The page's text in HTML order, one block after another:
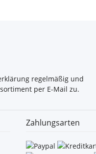
regelmäßig und
per E-Mail zu.
Zahlungsarten